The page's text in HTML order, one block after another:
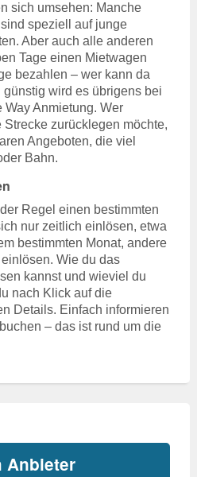
sich umsehen: Manche
speziell auf junge
Aber auch alle anderen
Tage einen Mietwagen
bezahlen – wer kann da
wird es übrigens bei
Anmietung. Wer
zurücklegen möchte,
Angeboten, die viel
Bahn.
Regel einen bestimmten
nur zeitlich einlösen, etwa
bestimmten Monat, andere
Wie du das
kannst und wieviel du
nach Klick auf die
Details. Einfach informieren
– das ist rund um die
Anbieter